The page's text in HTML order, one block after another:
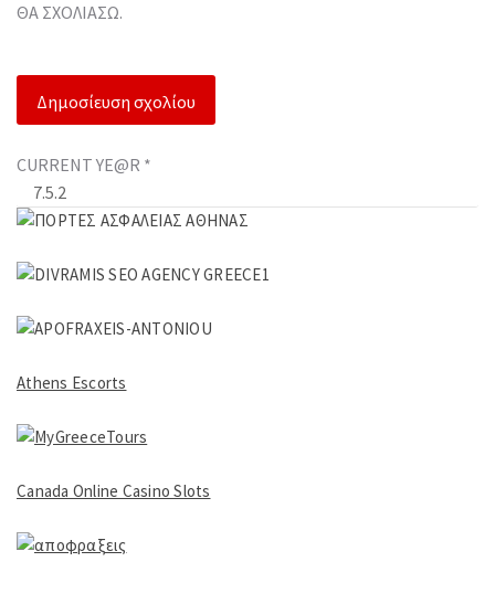
ΘΑ ΣΧΟΛΙΆΣΩ.
CURRENT YE@R *
Athens Escorts
Canada Online Casino Slots